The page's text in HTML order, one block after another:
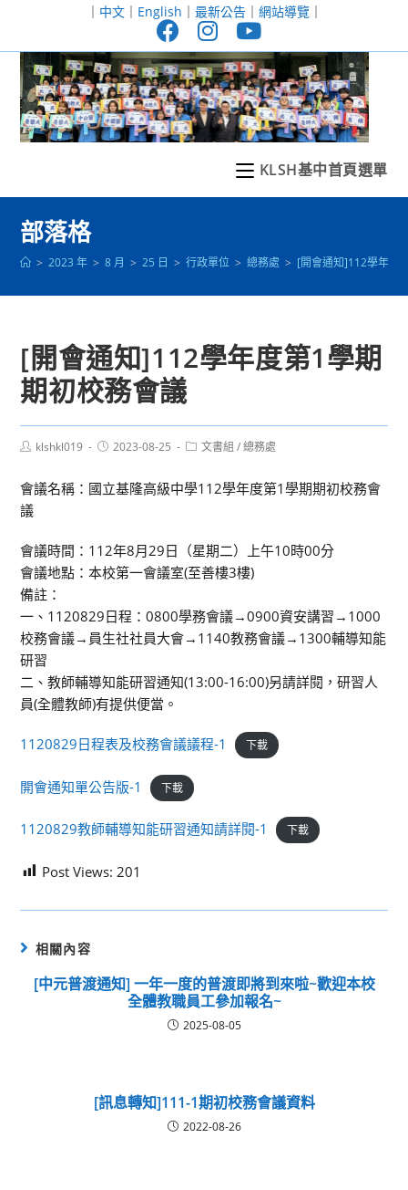
至
｜ 中文｜ English ｜ 最新公告｜ 網站導覽｜
KLSH基中首頁選單
部落格
> 2023 年 > 8 月 > 25 日 > 行政單位 > 總務處 > [開會通知]112學年度
[開會通知]112學年度第1學期
期初校務會議
Postklshkl019
Post2023-08-25
Post文書組 / 總務處
會議名稱：國立基隆高級中學112學年度第1學期期初校務會
議
會議時間：112年8月29日（星期二）上午10時00分
會議地點：本校第一會議室(至善樓3樓)
備註：
一、1120829日程：0800學務會議→0900資安講習→1000
校務會議→員生社社員大會→1140教務會議→1300輔導知能
研習
二、教師輔導知能研習通知(13:00-16:00)另請詳閱，研習人
員(全體教師)有提供便當。
1120829日程表及校務會議議程-1 下載
開會通知單公告版-1 下載
1120829教師輔導知能研習通知請詳閱-1 下載
Post Views: 201
相關內容
[中元普渡通知] 一年一度的普渡即將到來啦~歡迎本校
全體教職員工參加報名~
2025-08-05
[訊息轉知]111-1期初校務會議資料
2022-08-26